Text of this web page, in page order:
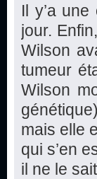
Il y’a
jour.
Wilson
tumeur
Wilson
mais elle
qui s’en
il ne le